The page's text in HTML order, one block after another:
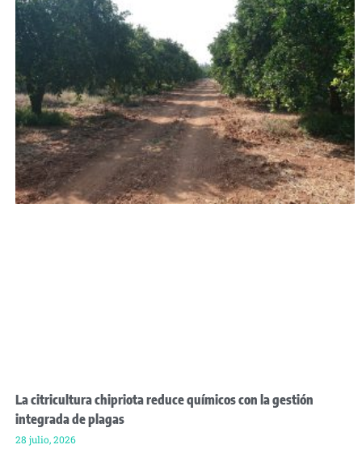
La citricultura chipriota reduce químicos con la gestión
integrada de plagas
28 julio, 2026